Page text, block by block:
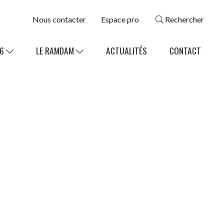
Nous contacter Espace pro Rechercher
LE RAMDAM ACTUALITÉS CONTACT